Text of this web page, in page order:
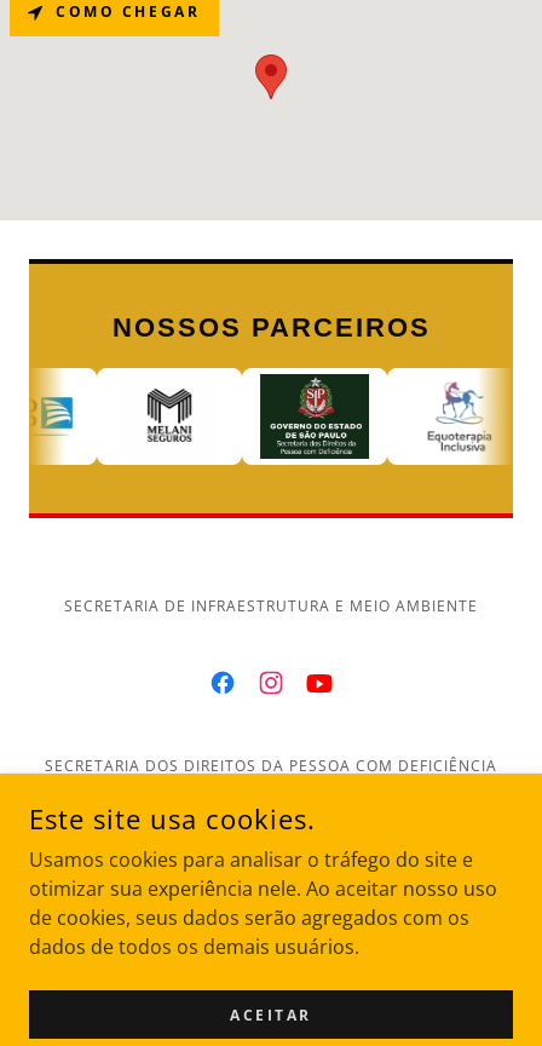
COMO CHEGAR
SECRETARIA DE INFRAESTRUTURA E MEIO AMBIENTE
SECRETARIA DOS DIREITOS DA PESSOA COM DEFICIÊNCIA
Página inicial
Sobre
Parceiros
Nossa Equipe
Transparência
Este site usa cookies.
Usamos cookies para analisar o tráfego do site e
otimizar sua experiência nele. Ao aceitar nosso uso
de cookies, seus dados serão agregados com os
dados de todos os demais usuários.
ACEITAR